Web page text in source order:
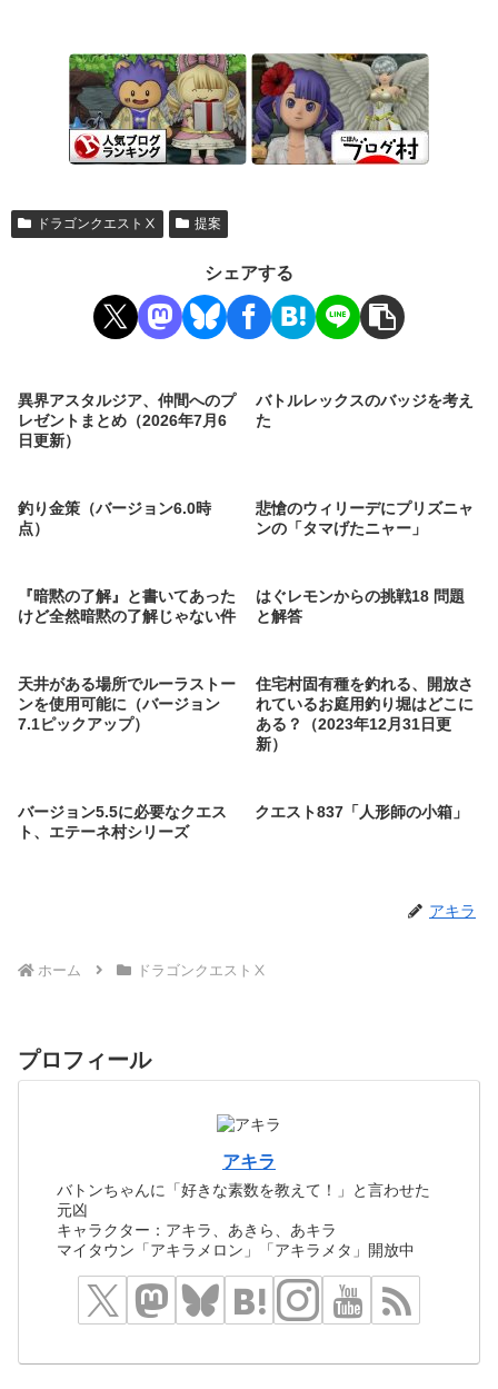
ドラゴンクエストⅩ 提案
シェアする
異界アスタルジア、仲間へのプ
レゼントまとめ（2026年7月6
日更新）
バトルレックスのバッジを考え
た
釣り金策（バージョン6.0時
点）
悲愴のウィリーデにプリズニャ
ンの「タマげたニャー」
『暗黙の了解』と書いてあった
けど全然暗黙の了解じゃない件
はぐレモンからの挑戦18 問題
と解答
天井がある場所でルーラストー
ンを使用可能に（バージョン
7.1ピックアップ）
住宅村固有種を釣れる、開放さ
れているお庭用釣り堀はどこに
ある？（2023年12月31日更
新）
バージョン5.5に必要なクエス
ト、エテーネ村シリーズ
クエスト837「人形師の小箱」
アキラ
ホーム ドラゴンクエストⅩ
プロフィール
アキラ
バトンちゃんに「好きな素数を教えて！」と言わせた
元凶
キャラクター：アキラ、あきら、あキラ
マイタウン「アキラメロン」「アキラメタ」開放中